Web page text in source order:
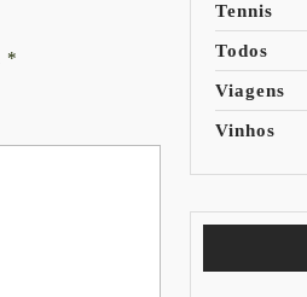
*
Tennis
Todos
Viagens
Vinhos